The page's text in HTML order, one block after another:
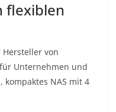
flexiblen
von
Unternehmen und
kompaktes NAS mit 4